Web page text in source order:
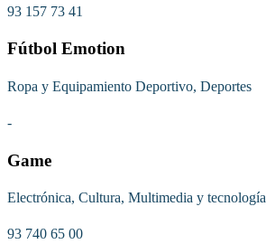
93 157 73 41
Fútbol Emotion
Ropa y Equipamiento Deportivo, Deportes
-
Game
Electrónica, Cultura, Multimedia y tecnología
93 740 65 00